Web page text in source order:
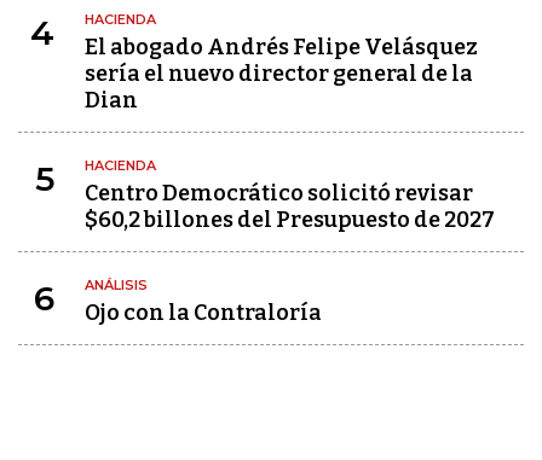
4 HACIENDA
El abogado Andrés Felipe Velásquez
sería el nuevo director general de la
Dian
5 HACIENDA
Centro Democrático solicitó revisar
$60,2 billones del Presupuesto de 2027
6 ANÁLISIS
Ojo con la Contraloría